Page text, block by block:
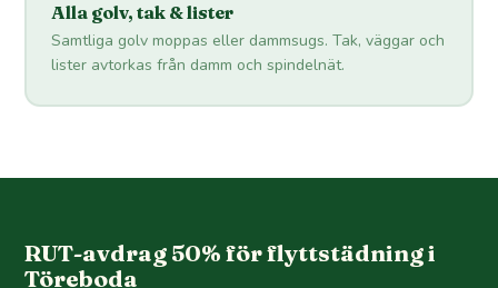
Alla golv, tak & lister
Samtliga golv moppas eller dammsugs. Tak, väggar och
lister avtorkas från damm och spindelnät.
RUT-avdrag 50% för flyttstädning i
Töreboda